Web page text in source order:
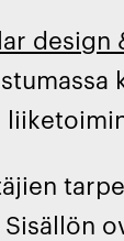
design